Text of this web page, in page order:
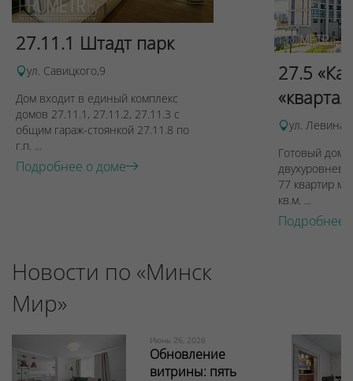
27.11.1 Штадт парк
ул. Савицкого,9
Дом входит в единый комплекс
домов 27.11.1, 27.11.2, 27.11.3 с
общим гараж-стоянкой 27.11.8 по
г.п. ...
Подробнее о доме
27.5
ул. Левина,
Готовый дом
77 квартир
кв.м. ...
Подробнее
Новости по «Минск
Мир»
Июнь 26, 2026
Обновление
витрины: пять